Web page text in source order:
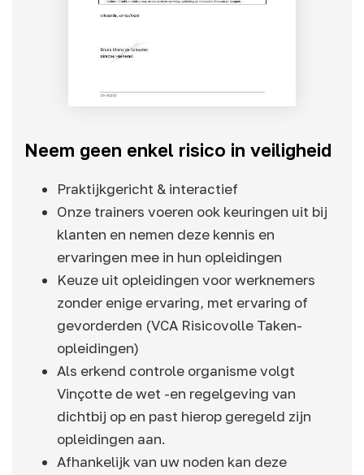
Neem geen enkel risico in veiligheid
Praktijkgericht & interactief
Onze trainers voeren ook keuringen uit bij
klanten en nemen deze kennis en
ervaringen mee in hun opleidingen
Keuze uit opleidingen voor werknemers
zonder enige ervaring, met ervaring of
gevorderden (VCA Risicovolle Taken-
opleidingen)
Als erkend controle organisme volgt
Vinçotte de wet -en regelgeving van
dichtbij op en past hierop geregeld zijn
opleidingen aan.
Afhankelijk van uw noden kan deze